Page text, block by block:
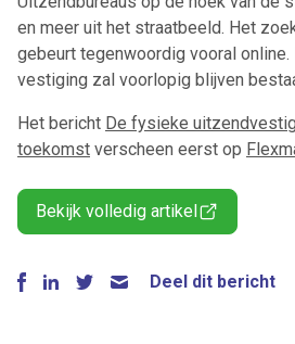
en meer uit het straatbeeld. Het
gebeurt tegenwoordig vooral
vestiging zal voorlopig blijven
Het bericht De fysieke
toekomst verscheen eerst op
Bekijk volledig artikel
Deel dit bericht